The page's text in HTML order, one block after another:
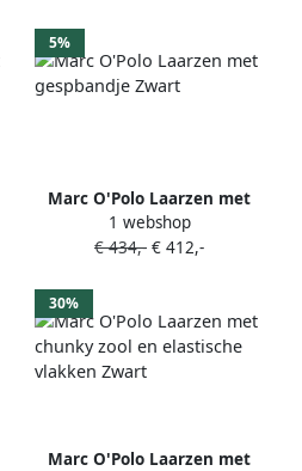
5%
Marc O'Polo Laarzen met
gespbandje Zwart
1 webshop
€ 434,- € 412,-
30%
Marc O'Polo Laarzen met